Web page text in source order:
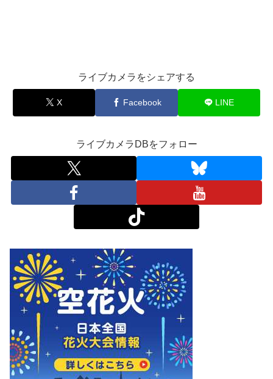
ライブカメラをシェアする
X Facebook LINE
ライブカメラDBをフォロー